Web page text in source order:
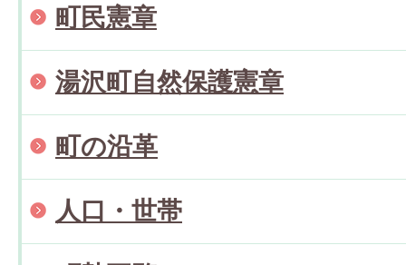
町民憲章
湯沢町自然保護憲章
町の沿革
人口・世帯